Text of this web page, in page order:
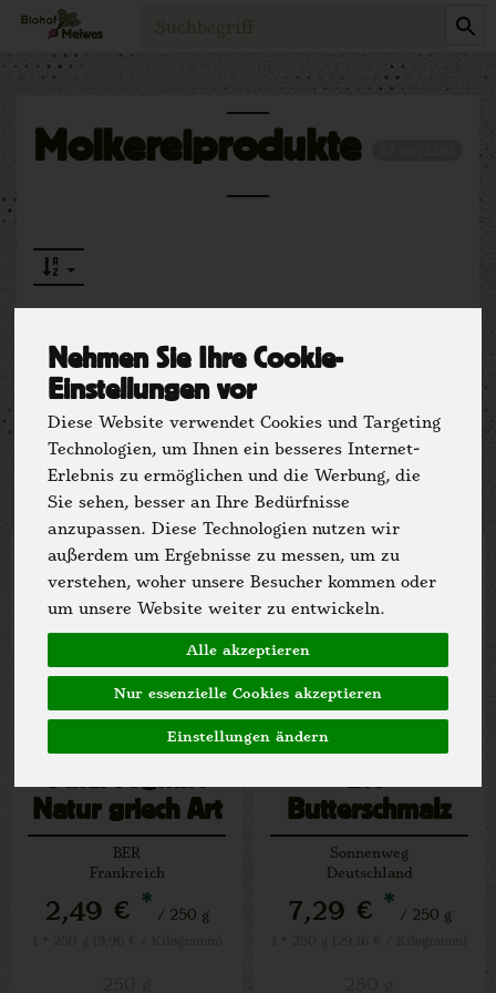
Nehmen Sie Ihre Cookie-
Einstellungen vor
Diese Website verwendet Cookies und Targeting
Technologien, um Ihnen ein besseres Internet-
Erlebnis zu ermöglichen und die Werbung, die
Sie sehen, besser an Ihre Bedürfnisse
anzupassen. Diese Technologien nutzen wir
außerdem um Ergebnisse zu messen, um zu
verstehen, woher unsere Besucher kommen oder
um unsere Website weiter zu entwickeln.
Alle akzeptieren
Nur essenzielle Cookies akzeptieren
Einstellungen ändern
Produkt
Molkereiprodukte
Hersteller Ernährung
Allergene
Natur griech Art
BER
Frankreich
2,49 € * / 250 g
Butterschmalz
Sonnenweg
Deutschland
7,29 € * / 250 g